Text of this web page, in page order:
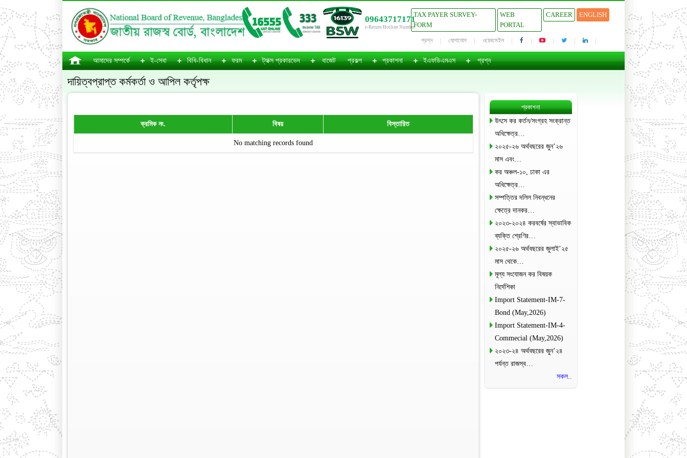
09643717171
e-Return Hotline Number
TAX PAYER SURVEY-
FORM
WEB
PORTAL
CAREER ENGLISH
প্রশ্ন যোগাযোগ ওয়েবমেইল
আমাদের সম্পর্কে ই-সেবা বিধি-বিধান ফরম ট্যাক্স প্রকারভেদ বাজেট প্রকল্প প্রকাশনা ইএফডিএমএস প্রশ্ন
দায়িত্বপ্রাপ্ত কর্মকর্তা ও আপিল কর্তৃপক্ষ
ক্রমিক নং. বিষয় বিস্তারিত
No matching records found
প্রকাশনা
উৎসে কর কর্তন/সংগ্রহ সংক্রান্ত
অধিক্ষেত্র…
২০২৫-২৬ অর্থবছরের জুন’২৬
মাস এবং…
কর অঞ্চল-১০, ঢাকা এর
অধিক্ষেত্র…
সম্পত্তির দলিল নিবন্ধনের
ক্ষেত্রে দানকর…
২০২৩-২০২৪ করবর্ষের স্বাভাবিক
ব্যক্তি শ্রেণির…
২০২৫-২৬ অর্থবছরের জুলাই’২৫
মাস থেকে…
মূল্য সংযোজন কর বিষয়ক
নির্দেশিকা
Import Statement-IM-7-
Bond (May,2026)
Import Statement-IM-4-
Commecial (May,2026)
২০২৩-২৪ অর্থবছরের জুন’২৪
পর্যন্ত রাজস্ব…
সকল..